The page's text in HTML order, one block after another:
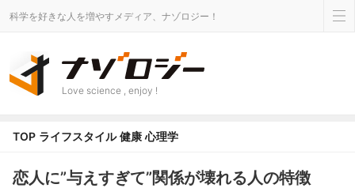
科学を好きな人を増やすメディア、ナゾロジー！
Love science , enjoy !
TOP ライフスタイル 健康 心理学
恋人に”与えすぎて”関係が壊れる人の特徴